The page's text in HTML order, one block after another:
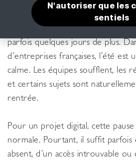
Juillet arrive, les agendas se
prennent plus de temps et les
parfois quelques jours de plus.
d’entreprises françaises, l’été est
calme. Les équipes soufflent, les
et certains sujets sont
rentrée.
Pour un projet digital, cette
normale. Pourtant, il suffit parfois
absent, d’un accès introuvable
N'autoriser que les
sentiels